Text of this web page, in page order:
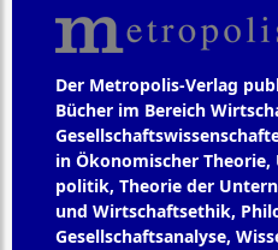
Der Metropolis-Verlag
Bücher im Bereich
in Ökonomischer
politik, Theorie der
und Wirtschaftsethik,
Gesellschaftsanalyse,